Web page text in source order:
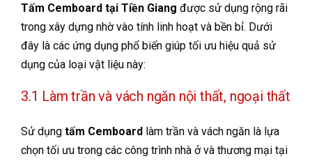
Tấm Cemboard tại Tiền Giang được sử dụng rộng rãi
trong xây dựng nhờ vào tính linh hoạt và bền bỉ. Dưới
đây là các ứng dụng phổ biến giúp tối ưu hiệu quả sử
dụng của loại vật liệu này:
3.1 Làm trần và vách ngăn nội thất, ngoại thất
Sử dụng tấm Cemboard làm trần và vách ngăn là lựa
chọn tối ưu trong các công trình nhà ở và thương mại tại